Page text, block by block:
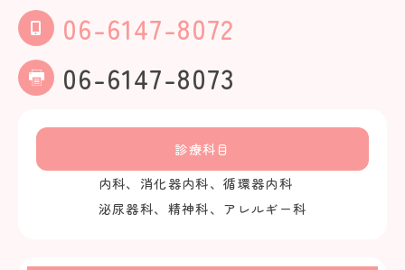
06-6147-8072
06-6147-8073
診療科目
内科、消化器内科、循環器内科
泌尿器科、精神科、アレルギー科